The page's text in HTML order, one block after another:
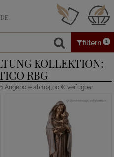
.DE
filtern 1
KOLLEKTION:
RBG
Angebote ab 104,00 € verfügbar